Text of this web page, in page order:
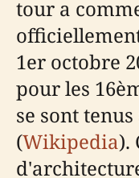
tour a
1er octobre
pour les
se sont
(Wikipedia).